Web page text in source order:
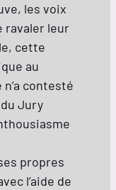
les voix
ravaler leur
cette
au
contesté
Jury
propres
l’aide de